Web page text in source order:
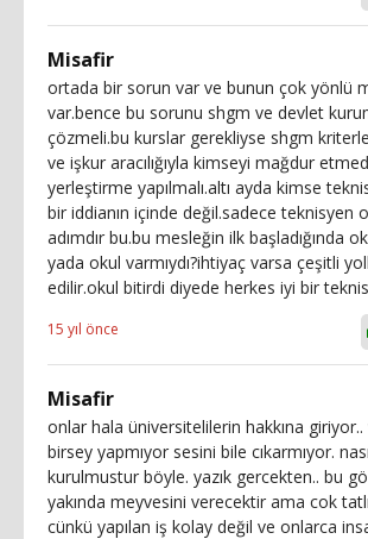
Misafir
ortada bir sorun var ve bunun çok yönlü
var.bence bu sorunu shgm ve devlet
çözmeli.bu kurslar gerekliyse shgm
ve işkur aracılığıyla kimseyi mağdur
yerleştirme yapılmalı.altı ayda kimse
bir iddianın içinde değil.sadece teknisyen
adımdır bu.bu mesleğin ilk başladığında
yada okul varmıydı?ihtiyaç varsa çeşitli
edilir.okul bitirdi diyede herkes iyi bir
15 yıl önce
Misafir
onlar hala üniversitelilerin hakkına
birsey yapmıyor sesini bile cıkarmıyor.
kurulmustur böyle. yazık gercekten.. bu
yakında meyvesini verecektir ama cok
cünkü yapılan iş kolay değil ve onlarca